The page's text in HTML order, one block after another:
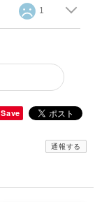
1
Save
通報する